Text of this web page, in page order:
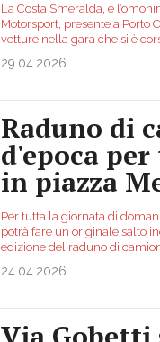
La Costa Smeralda, e
Motorsport, presente a Porto
vetture nella gara che si è
29.04.2026
Raduno di
d'epoca
in piazza
Per tutta la giornata di
potrà fare un originale salto
edizione del raduno di
24.04.2026